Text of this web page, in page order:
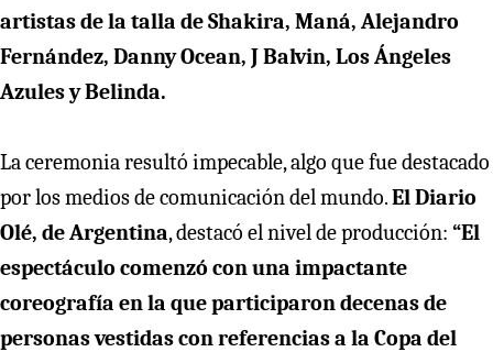
artistas de la talla de Shakira, Maná, Alejandro
Fernández, Danny Ocean, J Balvin, Los Ángeles
Azules y Belinda.
La ceremonia resultó impecable, algo que fue destacado
por los medios de comunicación del mundo.El Diario
Olé, de Argentina, destacó el nivel de producción: “El
espectáculo comenzó con una impactante
coreografía en la que participaron decenas de
personas vestidas con referencias a la Copa del